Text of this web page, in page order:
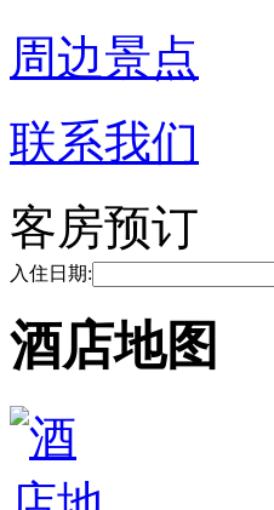
周边景点
联系我们
客房预订
入住日期:
酒店地图